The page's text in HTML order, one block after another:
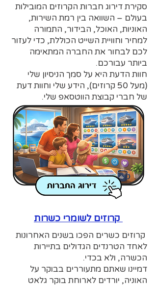
סקירת דירוג חברות הקרוזים המובילות
בעולם – השוואה בין רמת השירות,
האוניות, האוכל, הבידור, התמורה
למחיר וחוויית השייט הכוללת, כדי לעזור
לכם לבחור את החברה המתאימה
ביותר עבורכם.
חוות הדעת היא על סמך הניסיון שלי
(מעל 50 קרוזים), הידע שלי וחוות דעת
של חברי קבוצת הווטסאפ שלי.
קרוזים כשרים הפכו בשנים האחרונות
לאחד הטרנדים הגדולים בתיירות
הכשרה, ולא בכדי.
דמיינו שאתם מתעוררים בבוקר על
האוניה, יורדים לארוחת בוקר גלאט